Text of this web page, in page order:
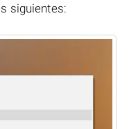
siguientes: